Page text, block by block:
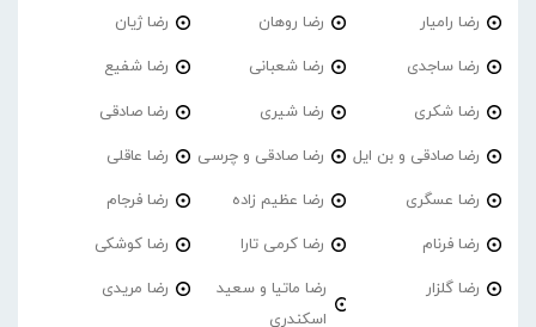
رضا رامیار رضا روهان رضا ژیان
رضا ساجدی رضا شعبانی رضا شفیع
رضا شکری رضا شیری رضا صادقی
رضا صادقی و بن ایل رضا صادقی و چرسی رضا عاقلی
رضا عسگری رضا عظیم زاده رضا فرجام
رضا فرنام رضا کرمی تارا رضا کوشکی
رضا گلزار
رضا ماتیا و سعید
اسکندری
رضا مریدی